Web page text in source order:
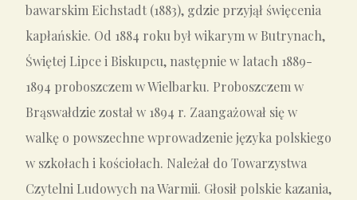
bawarskim Eichstadt (1883), gdzie przyjął święcenia
kapłańskie. Od 1884 roku był wikarym w Butrynach,
Świętej Lipce i Biskupcu, następnie w latach 1889-
1894 proboszczem w Wielbarku. Proboszczem w
Brąswałdzie został w 1894 r. Zaangażował się w
walkę o powszechne wprowadzenie języka polskiego
w szkołach i kościołach. Należał do Towarzystwa
Czytelni Ludowych na Warmii. Głosił polskie kazania,